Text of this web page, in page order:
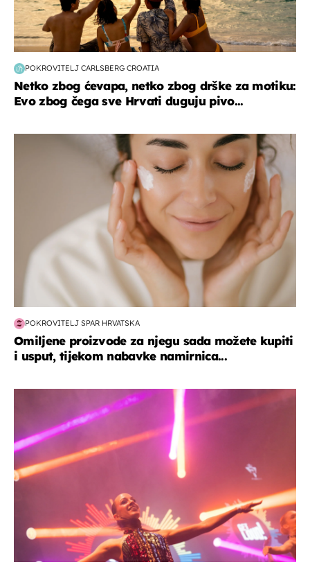
POKROVITELJ CARLSBERG CROATIA
Netko zbog ćevapa, netko zbog drške za motiku:
Evo zbog čega sve Hrvati duguju pivo...
moda & ljepota
POKROVITELJ SPAR HRVATSKA
Omiljene proizvode za njegu sada možete kupiti
i usput, tijekom nabavke namirnica...